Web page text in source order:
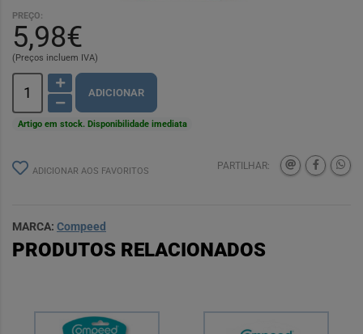
PREÇO:
5,98€
(Preços incluem IVA)
ADICIONAR
Artigo em stock. Disponibilidade imediata
ADICIONAR AOS FAVORITOS PARTILHAR:
MARCA: Compeed
PRODUTOS RELACIONADOS